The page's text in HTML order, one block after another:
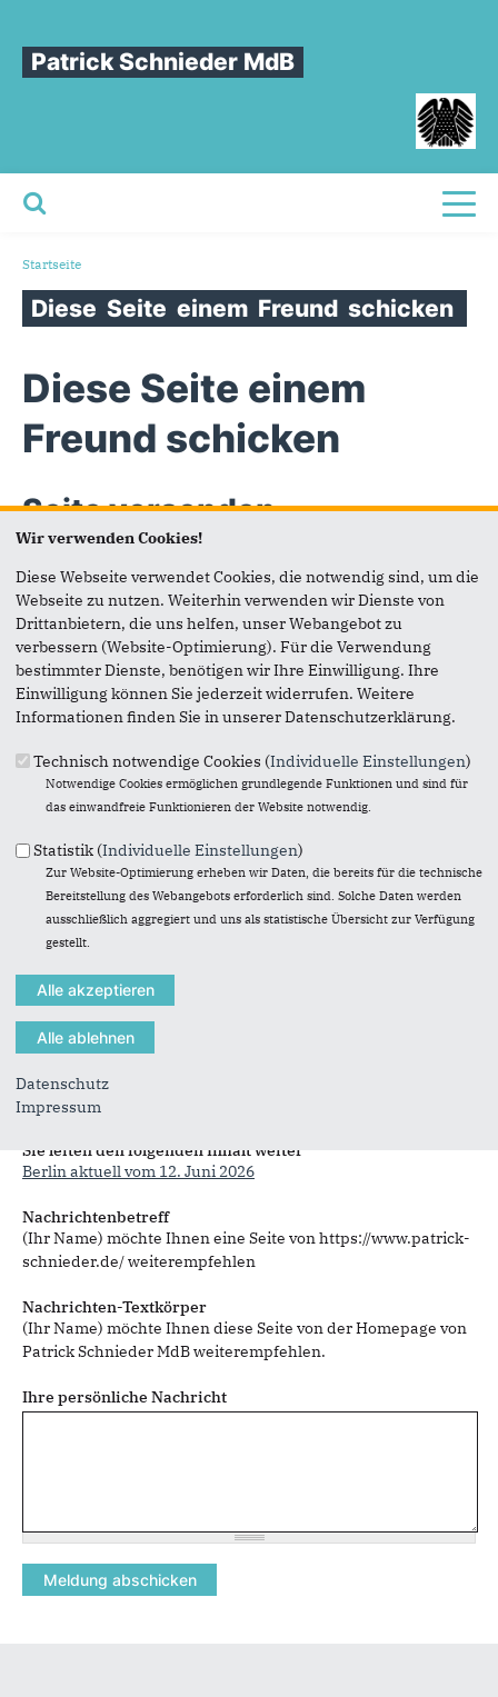
Patrick Schnieder MdB
Sie sind hier
Startseite
Diese Seite einem Freund schicken
Diese Seite einem
Freund schicken
Seite versenden
Vielen Dank, dass Sie die Inhalte unserer Homepage
weiterempfehlen.
Anmerkung: Ihre E-Mail-Adresse wird benötigt um die
Personen, denen Sie die Seite weiterempfehlen, zu
informieren, von wem die Empfehlung kommt, und dass es
kein Spam ist.
Eigene E-Mail-Adresse*
Eigener Name*
Senden an
Sie können mehrere Empfänger mit Komma getrennt eingeben.
Sie leiten den folgenden Inhalt weiter
Berlin aktuell vom 12. Juni 2026
Nachrichtenbetreff
(Ihr Name) möchte Ihnen eine Seite von https://www.patrick-
schnieder.de/ weiterempfehlen
Nachrichten-Textkörper
(Ihr Name) möchte Ihnen diese Seite von der Homepage von
Patrick Schnieder MdB weiterempfehlen.
Ihre persönliche Nachricht
Wir verwenden Cookies!
Diese Webseite verwendet Cookies, die notwendig sind, um die
Webseite zu nutzen. Weiterhin verwenden wir Dienste von
Drittanbietern, die uns helfen, unser Webangebot zu
verbessern (Website-Optimierung). Für die Verwendung
bestimmter Dienste, benötigen wir Ihre Einwilligung. Ihre
Einwilligung können Sie jederzeit widerrufen. Weitere
Informationen finden Sie in unserer Datenschutzerklärung.
Technisch notwendige Cookies (Individuelle Einstellungen)
Notwendige Cookies ermöglichen grundlegende Funktionen und sind für
das einwandfreie Funktionieren der Website notwendig.
Statistik (Individuelle Einstellungen)
Zur Website-Optimierung erheben wir Daten, die bereits für die technische
Bereitstellung des Webangebots erforderlich sind. Solche Daten werden
ausschließlich aggregiert und uns als statistische Übersicht zur Verfügung
gestellt.
Datenschutz
Impressum